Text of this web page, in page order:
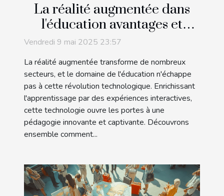
La réalité augmentée dans
l'éducation avantages et
applications pratiques
Vendredi 9 mai 2025 23:57
La réalité augmentée transforme de nombreux
secteurs, et le domaine de l'éducation n'échappe
pas à cette révolution technologique. Enrichissant
l'apprentissage par des expériences interactives,
cette technologie ouvre les portes à une
pédagogie innovante et captivante. Découvrons
ensemble comment...